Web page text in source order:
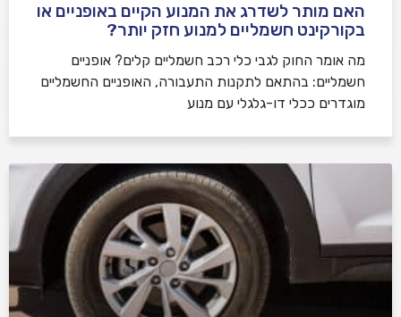
האם מותר לשדרג את המנוע הקיים באופניים או
בקורקינט חשמליים למנוע חזק יותר?
מה אומר החוק לגבי כלי רכב חשמליים קלים? אופניים
חשמליים: בהתאם לתקנות התעבורה, האופניים החשמליים
מוגדרים ככלי דו-גלגלי עם מנוע